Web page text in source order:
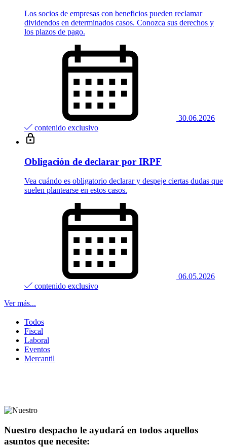
Los socios de empresas con beneficios pueden reclamar
dividendos en determinados casos. Conozca sus derechos y
los plazos de pago.
30.06.2026
contenido exclusivo
Obligación de declarar por IRPF
Vea cuándo es obligatorio declarar y despeje ciertas dudas que
suelen plantearse en estos casos.
06.05.2026
contenido exclusivo
Ver más...
Todos
Fiscal
Laboral
Eventos
Mercantil
Nuestro despacho le ayudará en todos aquellos
asuntos que necesite: